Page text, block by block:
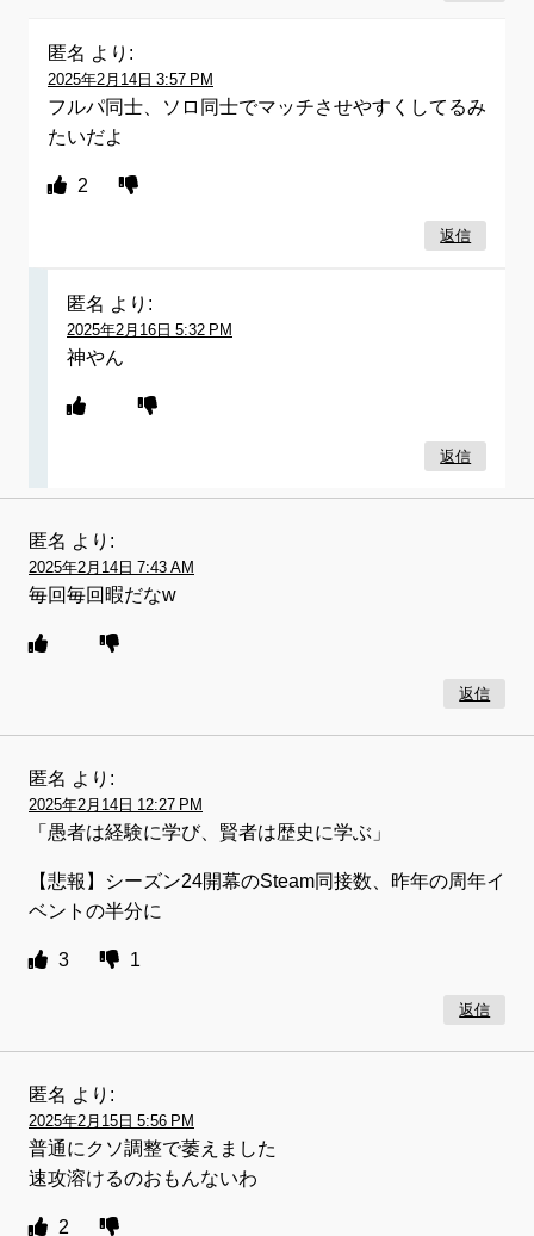
匿名 より:
2025年2月14日 3:57 PM
フルパ同士、ソロ同士でマッチさせやすくしてるみ
たいだよ
2
返信
匿名 より:
2025年2月16日 5:32 PM
神やん
返信
匿名 より:
2025年2月14日 7:43 AM
毎回毎回暇だなw
返信
匿名 より:
2025年2月14日 12:27 PM
「愚者は経験に学び、賢者は歴史に学ぶ」
【悲報】シーズン24開幕のSteam同接数、昨年の周年イ
ベントの半分に
3 1
返信
匿名 より:
2025年2月15日 5:56 PM
普通にクソ調整で萎えました
速攻溶けるのおもんないわ
2